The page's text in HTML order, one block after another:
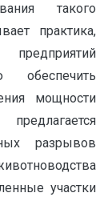
такого
практика,
обеспечить
мощности
разрывов
участки